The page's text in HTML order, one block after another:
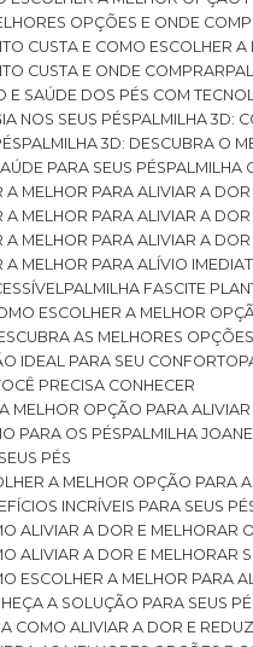
OPÇÕES E ONDE
CUSTA E COMO ESCOLHER
CUSTA E ONDE COMPRAR
E SAÚDE DOS PÉS COM
NOS SEUS PÉS
PALMILHA 3D:
PALMILHA 3D: DESCUBRA O
PARA SEUS PÉS
A MELHOR PARA ALIVIAR A
A MELHOR PARA ALIVIAR A
A MELHOR PARA ALIVIAR A
A MELHOR PARA ALÍVIO
PALMILHA FASCITE
ESCOLHER A MELHOR
AS MELHORES
IDEAL PARA SEU CONFORTO
PRECISA CONHECER
MELHOR OPÇÃO PARA
PARA OS PÉS
PALMILHA
PÉS
A MELHOR OPÇÃO PARA
INCRÍVEIS PARA SEUS
ALIVIAR A DOR E MELHORAR
ALIVIAR A DOR E MELHORAR
ESCOLHER A MELHOR PARA
A SOLUÇÃO PARA SEUS
COMO ALIVIAR A DOR E